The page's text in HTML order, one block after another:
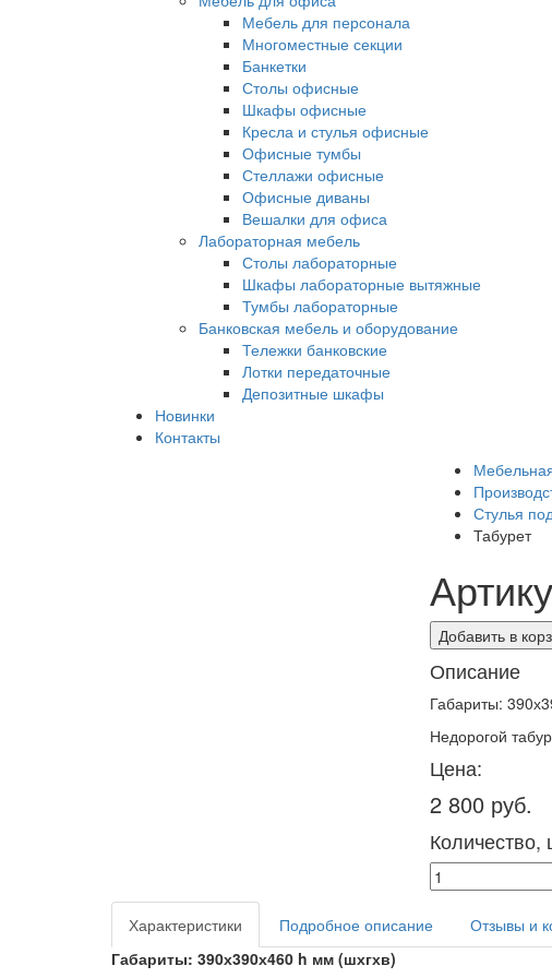
Мебель для персонала
Многоместные секции
Банкетки
Столы офисные
Шкафы офисные
Кресла и стулья офисные
Офисные тумбы
Стеллажи офисные
Офисные диваны
Вешалки для офиса
Лабораторная мебель
Столы лабораторные
Шкафы лабораторные вытяжные
Тумбы лабораторные
Банковская мебель и оборудование
Тележки банковские
Лотки передаточные
Депозитные шкафы
Новинки
Контакты
Стулья
Табурет
Добавить в
Описание
Габариты:
Недорогой
Цена:
2 800 руб.
Количество,
Характеристики Подробное описание
Отзывы и
Габариты: 390х390х460 h мм (шхгхв)